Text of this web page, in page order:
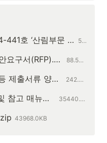
산림청 공고 제2024-441호 ‘산림부문 탄소중립 추진기반 및 실증기술연구’ 사업 2025년도 신규과제 선정계획 공고 (1).pdf
583.8KB
1. 품목지정 과제 제안요구서(RFP).pdf 88.5KB
2. 연구개발계획서 등 제출서류 양식 일체.zip 242.3KB
3. 관련 법규, 지침 및 참고 매뉴얼 일체.zip 35440.0KB
43968.0KB